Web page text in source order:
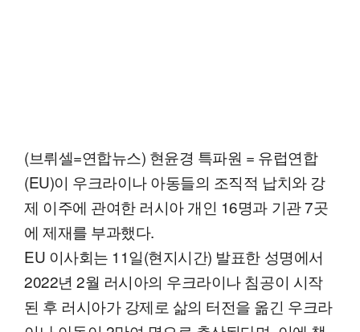
(브뤼셀=연합뉴스) 현윤경 특파원 = 유럽연합
(EU)이 우크라이나 아동들의 조직적 납치와 강
제 이주에 관여한 러시아 개인 16명과 기관 7곳
에 제재를 부과했다.
EU 이사회는 11일(현지시간) 발표한 성명에서
2022년 2월 러시아의 우크라이나 침공이 시작
된 후 러시아가 강제로 삶의 터전을 옮긴 우크라